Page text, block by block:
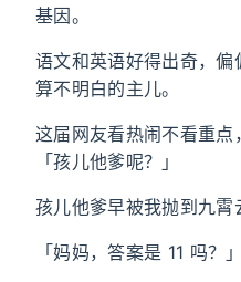
基因。
语文和英语好得出奇，
算不明白的主儿。
这届网友看热闹不看重点
「孩儿他爹呢？」
孩儿他爹早被我抛到九霄
「妈妈，答案是 11 吗？」